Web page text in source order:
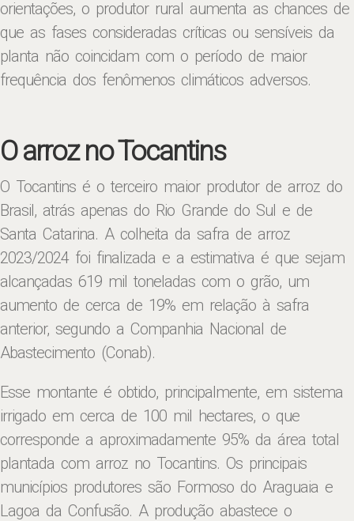
orientações, o produtor rural aumenta as chances de
que as fases consideradas críticas ou sensíveis da
planta não coincidam com o período de maior
frequência dos fenômenos climáticos adversos.
O arroz no Tocantins
O Tocantins é o terceiro maior produtor de arroz do
Brasil, atrás apenas do Rio Grande do Sul e de
Santa Catarina. A colheita da safra de arroz
2023/2024 foi finalizada e a estimativa é que sejam
alcançadas 619 mil toneladas com o grão, um
aumento de cerca de 19% em relação à safra
anterior, segundo a Companhia Nacional de
Abastecimento (Conab).
Esse montante é obtido, principalmente, em sistema
irrigado em cerca de 100 mil hectares, o que
corresponde a aproximadamente 95% da área total
plantada com arroz no Tocantins. Os principais
municípios produtores são Formoso do Araguaia e
Lagoa da Confusão. A produção abastece o